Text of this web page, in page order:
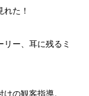
た！
ー、耳に残るミ
の観客指導。